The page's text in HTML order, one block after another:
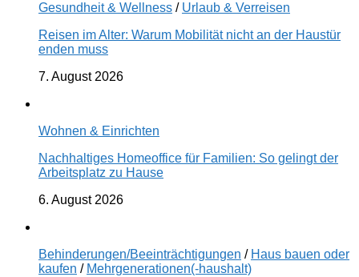
Gesundheit & Wellness / Urlaub & Verreisen
Reisen im Alter: Warum Mobilität nicht an der Haustür
enden muss
7. August 2026
Wohnen & Einrichten
Nachhaltiges Homeoffice für Familien: So gelingt der
Arbeitsplatz zu Hause
6. August 2026
Behinderungen/Beeinträchtigungen / Haus bauen oder
kaufen / Mehrgenerationen(-haushalt)